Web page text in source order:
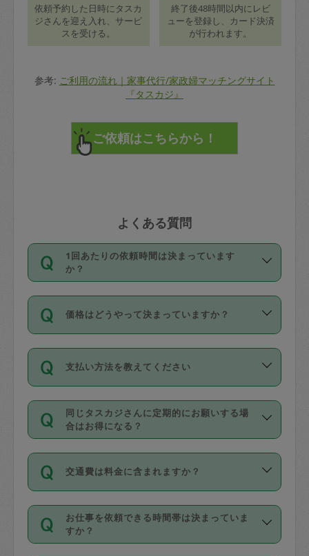
依頼予約した日時にタスカ
ジさんを迎え入れ、サービ
スを受ける。
終了後48時間以内にレビ
ューを登録し、カード決済
が行われます。
参考: ご利用の流れ｜家事代行/家政婦マッチングサイト
『タスカジ』
よくある質問
1回あたりの依頼時間は決まっています
か？
依頼1回につき3時間固定です。3時間を
超えて依頼したい場合は、延長機能をご
利用ください。機能をご利用いただくに
の上事前申請することが必要です。な
お、3時間を下回っても、値引き等はござ
いません。
価格はどうやって決まっていますか？
11種類の価格帯の中からタスカジさん自
身が価格を選んで設定しています。
タスカジさんの価格設定には最初は制限
があり、レビュー件数、レビューの平均
値、などで除々に設定可能な最高額が上
がっていく仕組みになっています。
支払い方法を教えてください
お支払方法はクレジットカード（Visa／
Master／JCB／AMERICAN EXPRESS／
Diners Club）のみとなります。
を行う際にご入力ください。プロフィー
ル登録時にはご入力いただかなくても大
丈夫です。
デビットカード・プリペイドカード（Vプ
リカ、au WALLETなど）は支払にはご利
同じタスカジさんに定期的にお願いする場
合はお得になる？
依頼には「スポット」と「定期（毎週｜
隔週）」があり、「定期」の依頼は「ス
ポット」よりお得な料金でご利用できま
す。
定期の最低利用回数は設けていない代わ
りに、一定数を超えたキャンセルは有償
交通費は料金に含まれますか？
交通費は依頼料金とは別途発生し、依頼
料金のご請求と合わせてお支払いとなり
ます。交通費の金額は「依頼の詳細」に
お仕事を依頼できる時間帯は決まっていま
すか？